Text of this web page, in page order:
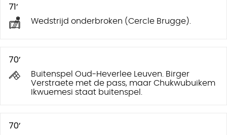
71’
Wedstrijd onderbroken (Cercle Brugge).
70’
Buitenspel Oud-Heverlee Leuven. Birger
Verstraete met de pass, maar Chukwubuikem
Ikwuemesi staat buitenspel.
70’